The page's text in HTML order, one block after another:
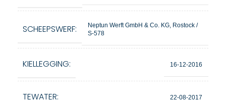
SCHEEPSWERF:
Neptun Werft GmbH & Co. KG, Rostock /
S-578
KIELLEGGING: 16-12-2016
TEWATER: 22-08-2017